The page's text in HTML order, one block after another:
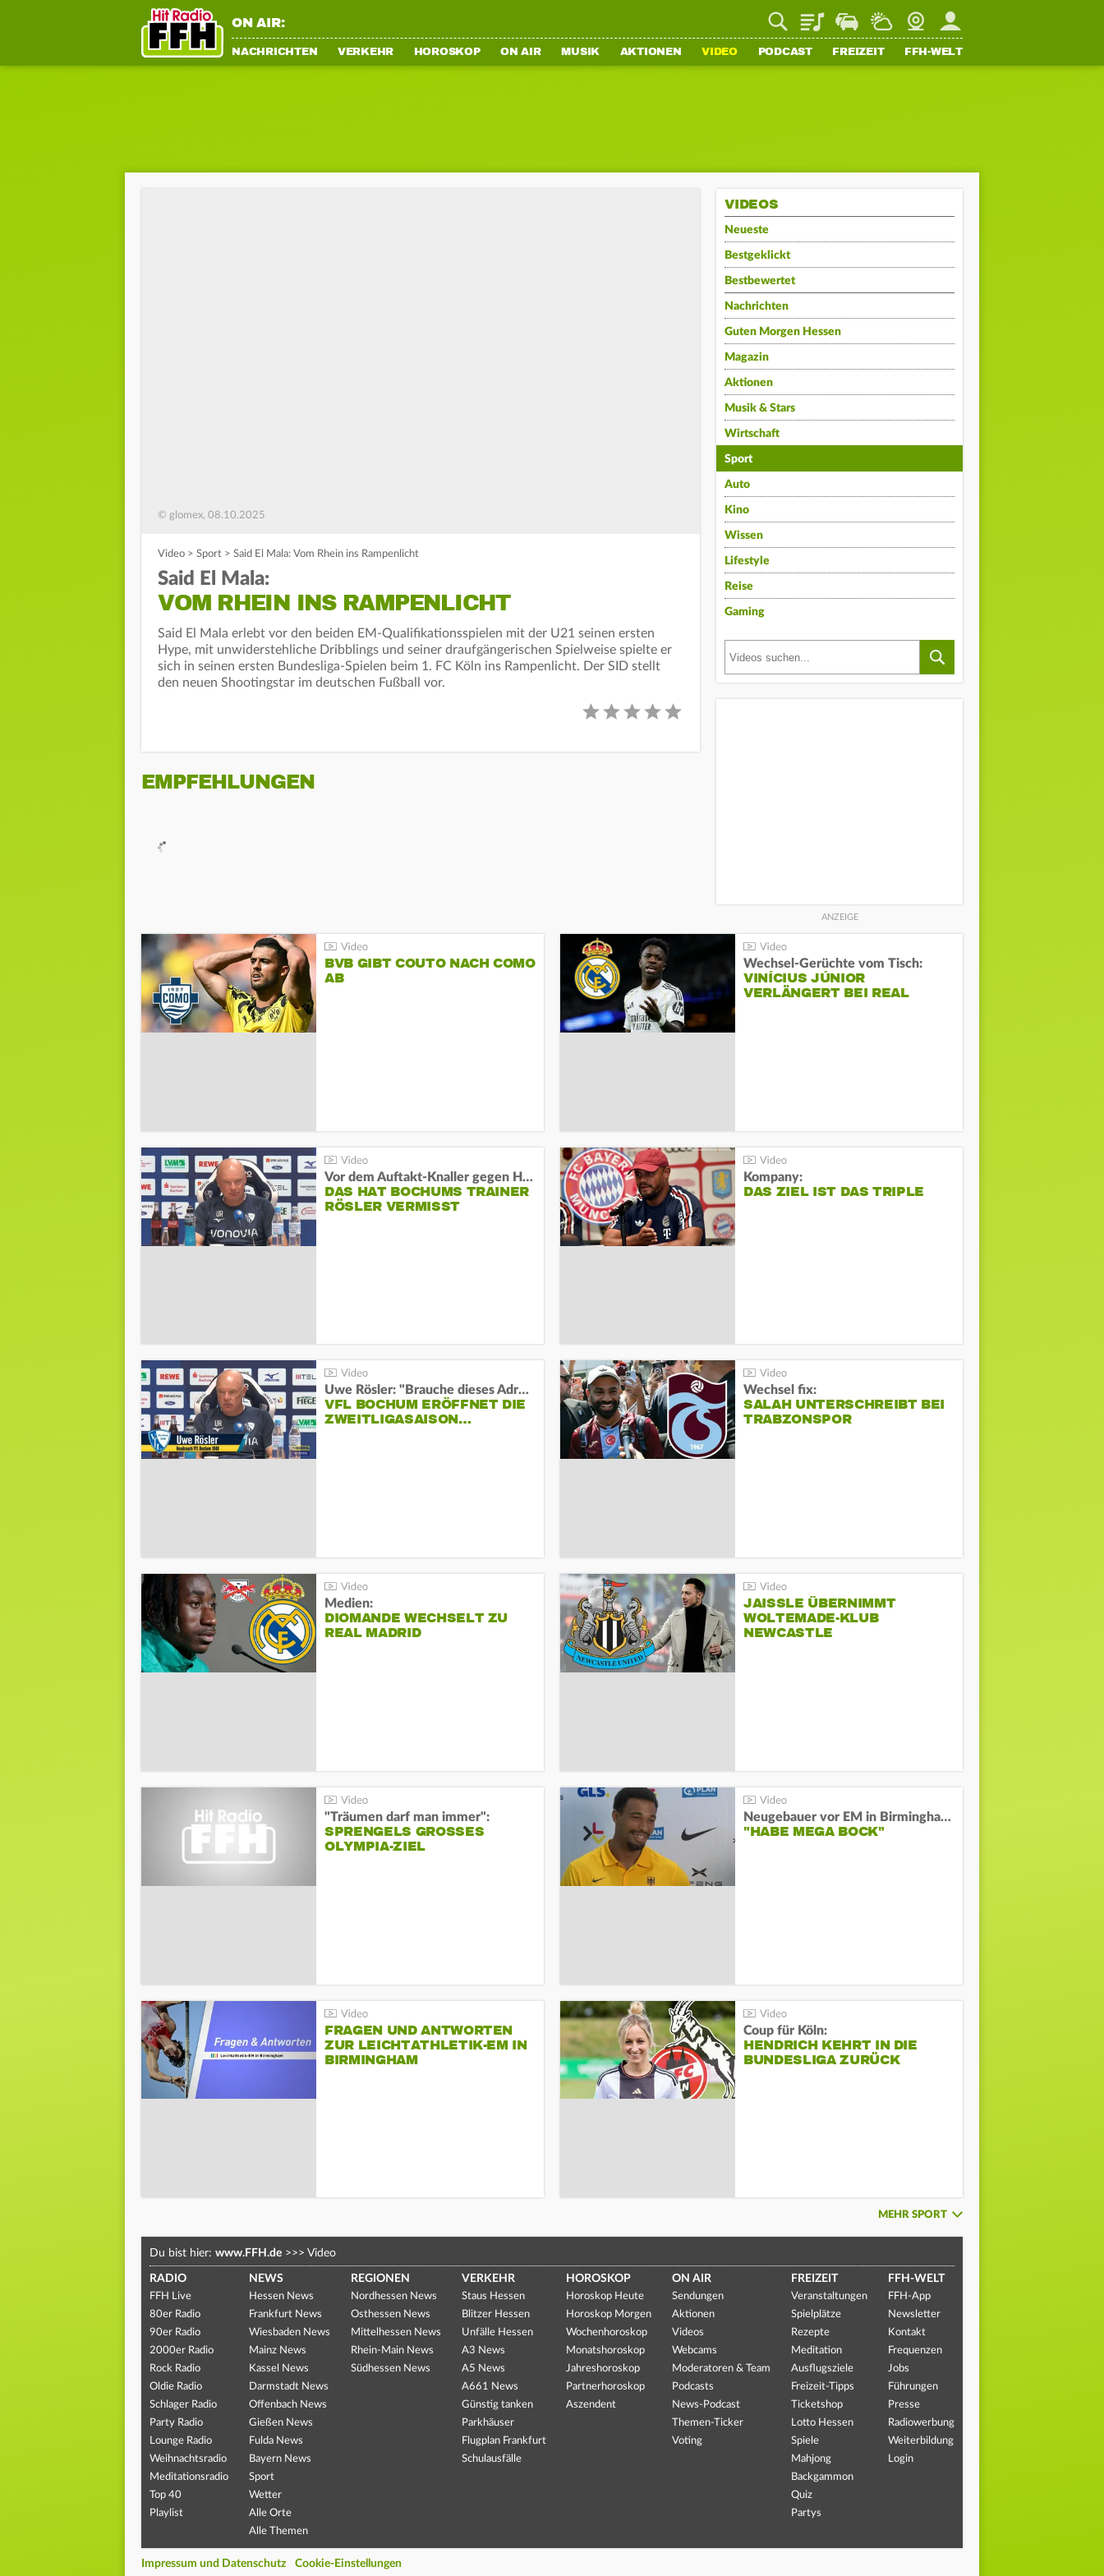
ON AIR: PlaylistStaupilotWetterWebcamMein FFH
NACHRICHTEN VERKEHR HOROSKOP ON AIR MUSIK AKTIONEN VIDEO PODCAST FREIZEIT FFH-WELT
© glomex, 08.10.2025
Video > Sport > Said El Mala: Vom Rhein ins Rampenlicht
Said El Mala:
VOM RHEIN INS RAMPENLICHT
Said El Mala erlebt vor den beiden EM-Qualifikationsspielen mit der U21 seinen ersten
Hype, mit unwiderstehliche Dribblings und seiner draufgängerischen Spielweise spielte er
sich in seinen ersten Bundesliga-Spielen beim 1. FC Köln ins Rampenlicht. Der SID stellt
den neuen Shootingstar im deutschen Fußball vor.
EMPFEHLUNGEN
VIDEOS
Neueste
Bestgeklickt
Bestbewertet
Nachrichten
Guten Morgen Hessen
Magazin
Aktionen
Musik & Stars
Wirtschaft
Sport
Auto
Kino
Wissen
Lifestyle
Reise
Gaming
BVB GIBT COUTO NACH COMO
AB
Wechsel-Gerüchte vom Tisch:
VINÍCIUS JÚNIOR
VERLÄNGERT BEI REAL
Vor dem Auftakt-Knaller gegen Hertha:
DAS HAT BOCHUMS TRAINER
RÖSLER VERMISST
Kompany:
DAS ZIEL IST DAS TRIPLE
Uwe Rösler: "Brauche dieses Adrenalin"
VFL BOCHUM ERÖFFNET DIE
ZWEITLIGASAISON…
Wechsel fix:
SALAH UNTERSCHREIBT BEI
TRABZONSPOR
Medien:
DIOMANDE WECHSELT ZU
REAL MADRID
JAISSLE ÜBERNIMMT
WOLTEMADE-KLUB
NEWCASTLE
"Träumen darf man immer":
SPRENGELS GROSSES O
LYMPIA-ZIEL
Neugebauer vor EM in Birmingham:
"HABE MEGA BOCK"
FRAGEN UND ANTWORTEN
ZUR LEICHTATHLETIK-EM IN
BIRMINGHAM
Coup für Köln:
HENDRICH KEHRT IN DIE
BUNDESLIGA ZURÜCK
MEHR SPORT
Du bist hier: www.FFH.de >>> Video
RADIO
FFH Live
80er Radio
90er Radio
2000er Radio
Rock Radio
Oldie Radio
Schlager Radio
Party Radio
Lounge Radio
Weihnachtsradio
Meditationsradio
Top 40
Playlist
NEWS
Hessen News
Frankfurt News
Wiesbaden News
Mainz News
Kassel News
Darmstadt News
Offenbach News
Gießen News
Fulda News
Bayern News
Sport
Wetter
Alle Orte
Alle Themen
REGIONEN
Nordhessen News
Osthessen News
Mittelhessen News
Rhein-Main News
Südhessen News
VERKEHR
Staus Hessen
Blitzer Hessen
Unfälle Hessen
A3 News
A5 News
A661 News
Günstig tanken
Parkhäuser
Flugplan Frankfurt
Schulausfälle
HOROSKOP
Horoskop Heute
Horoskop Morgen
Wochenhoroskop
Monatshoroskop
Jahreshoroskop
Partnerhoroskop
Aszendent
ON AIR
Sendungen
Aktionen
Videos
Webcams
Moderatoren & Team
Podcasts
News-Podcast
Themen-Ticker
Voting
FREIZEIT
Veranstaltungen
Spielplätze
Rezepte
Meditation
Ausflugsziele
Freizeit-Tipps
Ticketshop
Lotto Hessen
Spiele
Mahjong
Backgammon
Quiz
Partys
FFH-WELT
FFH-App
Newsletter
Kontakt
Frequenzen
Jobs
Führungen
Presse
Radiowerbung
Weiterbildung
Login
Impressum und Datenschutz Cookie-Einstellungen